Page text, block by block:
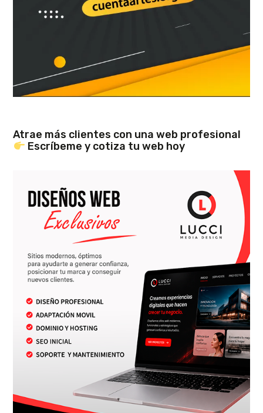
Atrae más clientes con una web profesional
Escríbeme y cotiza tu web hoy